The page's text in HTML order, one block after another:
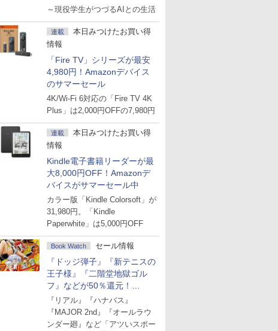
に出会った話
～現役学生がつづるAIとの生活
連載
本日みつけたお買い得
情報
「Fire TV」シリーズが最安
4,980円！Amazonデバイス
のサマーセール
4K/Wi-Fi 6対応の「Fire TV 4K
Plus」は2,000円OFFの7,980円
連載
本日みつけたお買い得
情報
Kindle電子書籍リーダーが最
大8,000円OFF！Amazonデ
バイスがサマーセール中
カラー版「Kindle Colorsoft」が
31,980円。「Kindle
Paperwhite」は5,000円OFF
Book Watch セール情報
『ドッジ弾子』『新テニスの
王子様』『二階堂地獄ゴル
フ』などが50％還元！
Amazonマンガ週末セール
『リアル』『ハナバス』
『MAJOR 2nd』『オールラウ
ンダー廻』など「アツいスポー